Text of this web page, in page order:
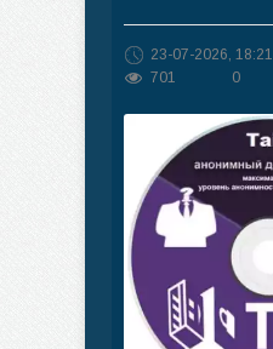
23-07-2026, 18:21
701
0